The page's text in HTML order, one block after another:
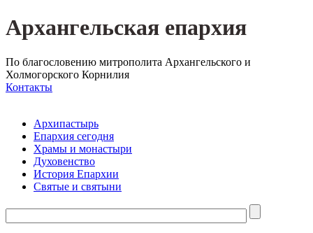
Архангельская епархия
По благословению митрополита Архангельского и
Холмогорского Корнилия
Контакты
Архипастырь
Епархия сегодня
Храмы и монастыри
Духовенство
История Епархии
Святые и святыни